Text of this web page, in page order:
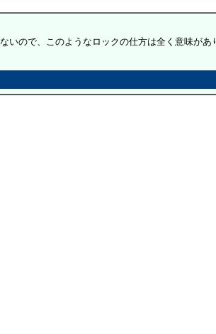
ので、このようなロックの仕方は全く意味があ